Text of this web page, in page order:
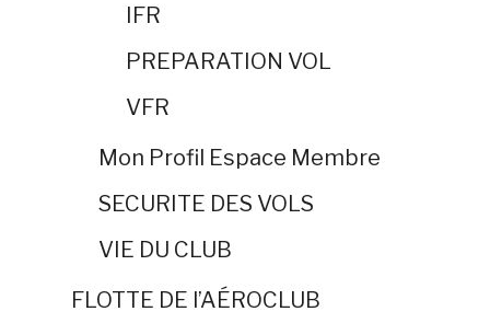
IFR
PREPARATION VOL
VFR
Mon Profil Espace Membre
SECURITE DES VOLS
VIE DU CLUB
FLOTTE DE l’AÉROCLUB